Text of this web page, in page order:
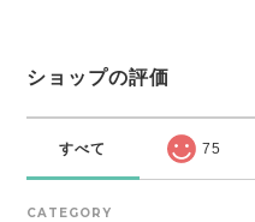
ショップの評価
すべて 75
CATEGORY